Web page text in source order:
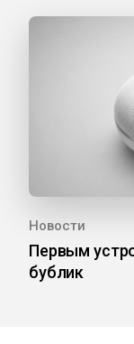
Новости
Первым
бублик